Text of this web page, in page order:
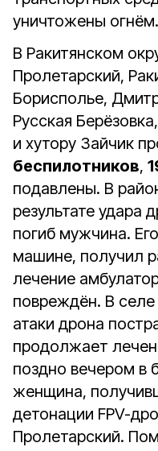
уничтожены огнём.
В Ракитянском
Пролетарский,
Борисполье,
Русская
и хутору Зайчик
беспилотников,
подавлены. В
результате удара
погиб мужчина.
машине, получил
лечение
повреждён. В селе
атаки дрона
продолжает
поздно вечером в
женщина,
детонации FPV-
Пролетарский.